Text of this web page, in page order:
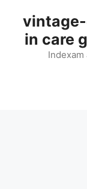
contentin care